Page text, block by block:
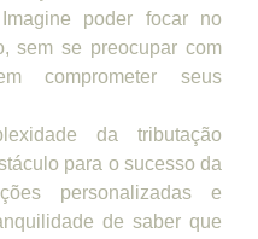
poder focar no
sem se preocupar com
comprometer seus
da tributação
para o sucesso da
personalizadas e
de saber que